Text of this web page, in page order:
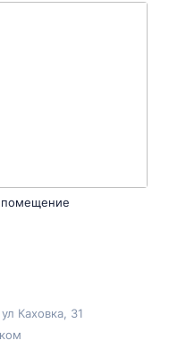
ул Каховка , 31